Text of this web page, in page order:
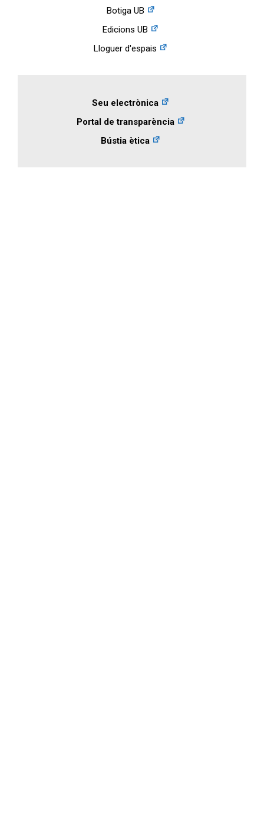
Botiga UB
Edicions UB
Lloguer d'espais
Seu electrònica
Portal de transparència
Bústia ètica